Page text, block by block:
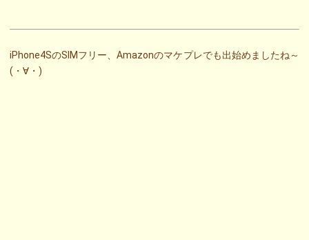
iPhone4SのSIMフリー、Amazonのマケプレでも出始めましたね～
(・∀・)